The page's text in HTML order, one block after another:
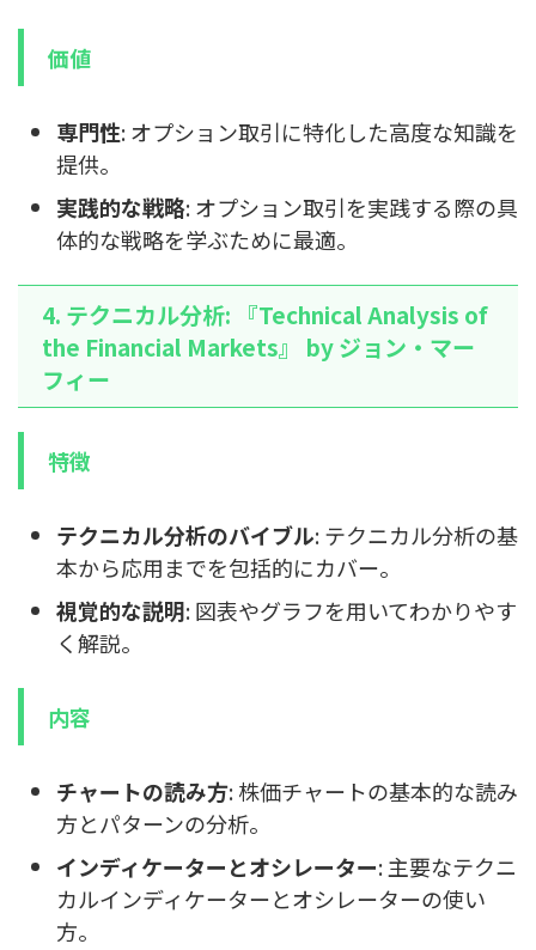
価値
専門性: オプション取引に特化した高度な知識を
提供。
実践的な戦略: オプション取引を実践する際の具
体的な戦略を学ぶために最適。
4. テクニカル分析: 『Technical Analysis of
the Financial Markets』 by ジョン・マー
フィー
特徴
テクニカル分析のバイブル: テクニカル分析の基
本から応用までを包括的にカバー。
視覚的な説明: 図表やグラフを用いてわかりやす
く解説。
内容
チャートの読み方: 株価チャートの基本的な読み
方とパターンの分析。
インディケーターとオシレーター: 主要なテクニ
カルインディケーターとオシレーターの使い
方。